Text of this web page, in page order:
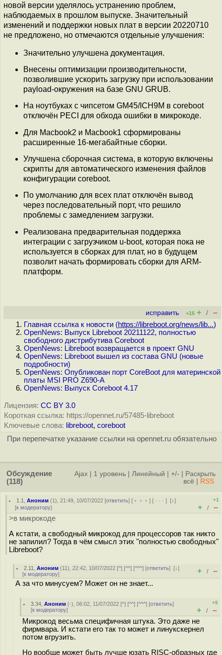
новой версии уделялось устранению проблем,
наблюдаемых в прошлом выпуске. Значительный
изменений и поддержки новых плат в версии 20220710
не предложено, но отмечаются отдельные улучшения:
Значительно улучшена документация.
Внесены оптимизации производительности,
позволившие ускорить загрузку при использовании
payload-окружения на базе GNU GRUB.
На ноутбуках с чипсетом GM45/ICH9M в coreboot
отключён PECI для обхода ошибки в микрокоде.
Для Macbook2 и Macbook1 сформированы
расширенные 16-мегабайтные сборки.
Улучшена сборочная система, в которую включены
скрипты для автоматического изменения файлов
конфигурации coreboot.
По умолчанию для всех плат отключён вывод
через последовательный порт, что решило
проблемы с замедлением загрузки.
Реализована предварительная поддержка
интеграции с загрузчиком u-boot, которая пока не
используется в сборках для плат, но в будущем
позволит начать формировать сборки для ARM-
платформ.
исправить +16 + / –
Главная ссылка к новости (https://libreboot.org/news/lib...)
OpenNews: Выпуск Libreboot 20211122, полностью
свободного дистрибутива Coreboot
OpenNews: Libreboot возвращается в проект GNU
OpenNews: Libreboot вышел из состава GNU (новые
подробности)
OpenNews: Опубликован порт CoreBoot для материнской
платы MSI PRO Z690-A
OpenNews: Выпуск Coreboot 4.17
Лицензия: CC BY 3.0
Короткая ссылка: https://opennet.ru/57485-libreboot
Ключевые слова: libreboot, coreboot
При перепечатке указание ссылки на opennet.ru обязательно
Обсуждение
(118)
Ajax 1 уровень Линейный +/-
Раскрыть
всё
RSS
1.1 ,Аноним (1), 21:49, 10/07/2022 [ответить] [ ﹢﹢﹢] [ · · ·][↓]
[к модератору]
+1
+ / –
>в микрокоде
А кстати, а свободный микрокод для процессоров так никто
не запилил? Тогда в чём смысл этих "полностью свободных"
Libreboot?
2.11 ,Аноним (11), 22:42, 10/07/2022 [^] [^^] [^^^] [ответить][↓]
[к модератору] + / –
А за что минусуем? Может он не знает...
3.34 ,Аноним (-), 06:02, 11/07/2022 [^] [^^] [^^^] [ответить]
[к модератору]
+5
+ / –
Микрокод весьма специфичная штука. Это даже не
фирмвара. И кстати его так то может и линукскернел
потом вгрузить.
Но вообще может быть лучше юзать RISC-образных где